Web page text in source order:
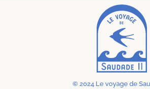
© 2024 Le voyage de